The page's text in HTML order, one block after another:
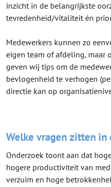
inzicht in de belangrijkste
tevredenheid/vitaliteit én
Medewerkers kunnen zo
eigen team of afdeling, maar
geven wij tips om de
bevlogenheid te verhogen
directie kan op
Welke vragen zitten in
Onderzoek toont aan dat
hogere productiviteit van
verzuim en hoge